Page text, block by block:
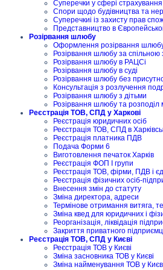
Суперечки у сфері страхування
Спори щодо будівництва та
Суперечкиі із захисту прав
Представництво в
Розірвання шлюбу
Оформлення розірвання шлюбу
Розірвання шлюбу за спільною
Розірвання шлюбу в РАЦСі
Розірвання шлюбу в суді
Розірвання шлюбу без
Консультація з розлучення
Розірвання шлюбу з дітьми
Розірвання шлюбу та розподіл
Реєстрація ТОВ, СПД у Харкові
Реєстрація юридичних осіб
Реєстрація ТОВ, СПД в
Реєстрація платника ПДВ
Подача Форми 6
Виготовлення печаток Харків
Реєстрація ФОП I групи
Реєстрація ТОВ, фірми, ПДВ і
Реєстрація фізичних осіб-
Внесення змін до статуту
Зміна директора, адреси
Термінове отримання витяга,
Зміна квед для юридичних і
Реорганізація, ліквідація
Закриття приватного
Реєстрація ТОВ, СПД у Києві
Реєстрація ТОВ у Києві
Зміна засновника ТОВ у Києві
Зміна найменування ТОВ у